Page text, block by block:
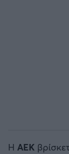
Η ΑΕΚ